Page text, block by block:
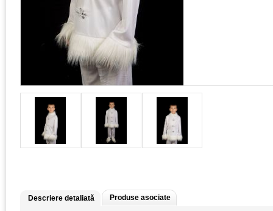
Descriere detaliată Produse asociate